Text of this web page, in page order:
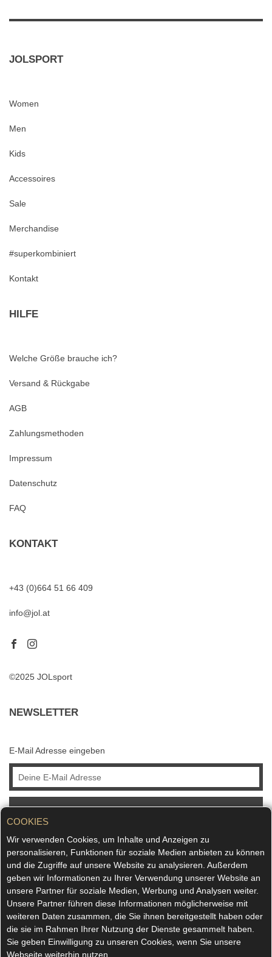
COOKIES
Wir verwenden Cookies, um Inhalte und Anzeigen zu
personalisieren, Funktionen für soziale Medien anbieten zu können
und die Zugriffe auf unsere Website zu analysieren. Außerdem
geben wir Informationen zu Ihrer Verwendung unserer Website an
unsere Partner für soziale Medien, Werbung und Analysen weiter.
Unsere Partner führen diese Informationen möglicherweise mit
weiteren Daten zusammen, die Sie ihnen bereitgestellt haben oder
die sie im Rahmen Ihrer Nutzung der Dienste gesammelt haben.
Sie geben Einwilligung zu unseren Cookies, wenn Sie unsere
Webseite weiterhin nutzen.
JOLSPORT
Women
Men
Kids
Accessoires
Sale
Merchandise
#superkombiniert
Kontakt
HILFE
Welche Größe brauche ich?
Versand & Rückgabe
AGB
Zahlungsmethoden
Impressum
Datenschutz
FAQ
KONTAKT
+43 (0)664 51 66 409
info@jol.at
©2025 JOLsport
NEWSLETTER
E-Mail Adresse eingeben
ABONNIEREN